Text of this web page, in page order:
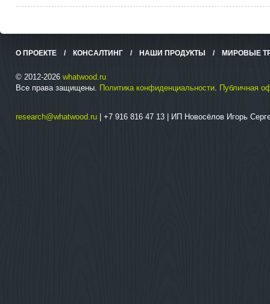
О ПРОЕКТЕ / КОНСАЛТИНГ / НАШИ ПРОДУКТЫ / МИРОВЫЕ
© 2012-2026 whatwood.ru
Все права защищены. Политика конфиденциальности. Публичная
research@whatwood.ru | +7 916 816 47 13 | ИП Новосёлов Игорь